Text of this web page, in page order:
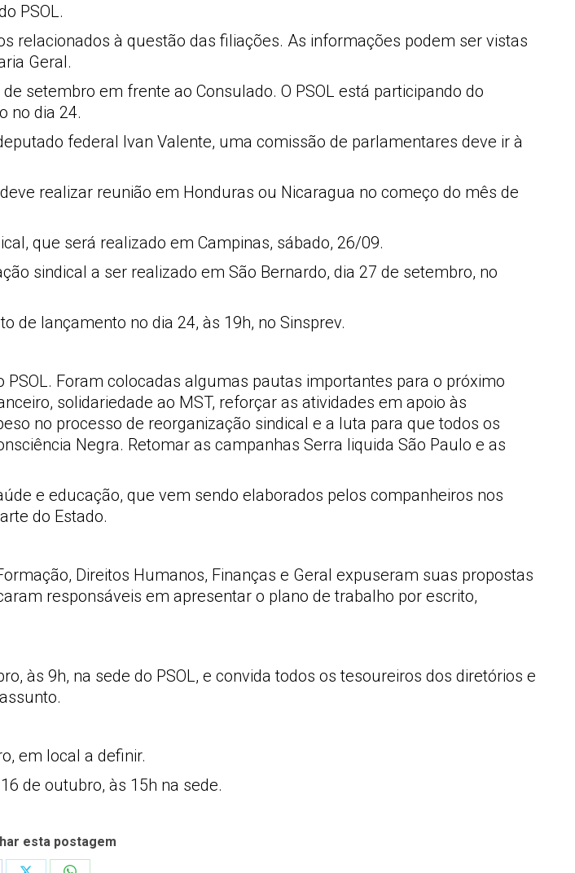
PSOL.
relacionados à questão das filiações. As informações podem ser vistas
Geral.
setembro em frente ao Consulado. O PSOL está participando do
no dia 24.
federal Ivan Valente, uma comissão de parlamentares deve ir à
realizar reunião em Honduras ou Nicaragua no começo do mês de
que será realizado em Campinas, sábado, 26/09.
sindical a ser realizado em São Bernardo, dia 27 de setembro, no
de lançamento no dia 24, às 19h, no Sinsprev.
Foram colocadas algumas pautas importantes para o próximo
solidariedade ao MST, reforçar as atividades em apoio às
no processo de reorganização sindical e a luta para que todos os
Negra. Retomar as campanhas Serra liquida São Paulo e as
e educação, que vem sendo elaborados pelos companheiros nos
do Estado.
Direitos Humanos, Finanças e Geral expuseram suas propostas
responsáveis em apresentar o plano de trabalho por escrito,
às 9h, na sede do PSOL, e convida todos os tesoureiros dos diretórios e
em local a definir.
de outubro, às 15h na sede.
esta postagem